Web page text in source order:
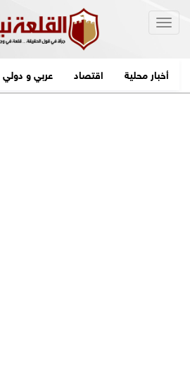
أخبار محلية اقتصاد عربي و دولي